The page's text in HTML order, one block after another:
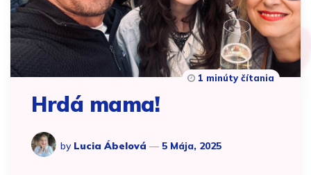
Hrdá mama!
by Lucia Ábelová 5 Mája, 2025
1 minúty čítania